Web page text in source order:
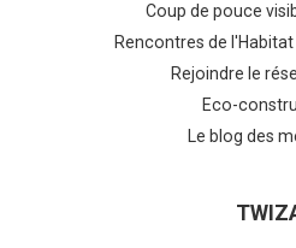
Coup de pouce
Rencontres de
Rejoindre le
Eco-
Le blog des